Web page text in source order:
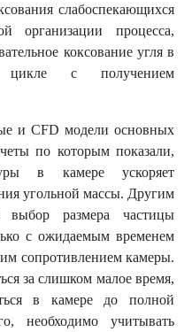
слабоспекающихся
организации процесса,
коксование угля в
цикле с получением
CFD модели основных
по которым показали,
в камере ускоряет
угольной массы. Другим
выбор размера частицы
с ожидаемым временем
сопротивлением камеры.
за слишком малое время,
в камере до полной
необходимо учитывать